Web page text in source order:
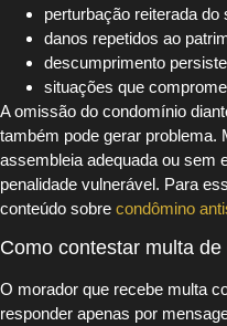
perturbação reiterada do
danos repetidos ao
descumprimento
situações que
A omissão do condomínio
também pode gerar problema.
assembleia adequada ou sem
penalidade vulnerável. Para
conteúdo sobre condômino
Como contestar multa
O morador que recebe multa
responder apenas por